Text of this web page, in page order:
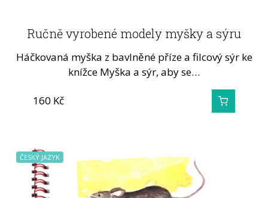
Ručně vyrobené modely myšky a sýru
Háčkovaná myška z bavlněné příze a filcový sýr ke
knížce Myška a sýr, aby se…
160 Kč
ČESKÝ JAZYK